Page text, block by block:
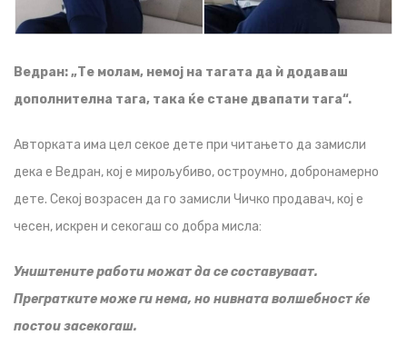
Ведран:„Те молам, немој на тагата да ѝ додаваш
дополнителна тага, така ќе стане двапати тага“.
Авторката има цел секое дете при читањето да замисли
дека е Ведран, кој е мирољубиво, остроумно, добронамерно
дете. Секој возрасен да го замисли Чичко продавач, кој е
чесен, искрен и секогаш со добра мисла:
Уништените работи можат да се составуваат.
Прегратките може ги нема, но нивната волшебност ќе
постои засекогаш.